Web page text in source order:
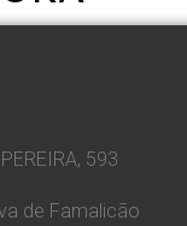
593
de Famalicão